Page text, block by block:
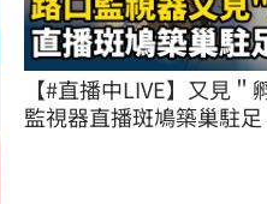
【#直播中LIVE】又見＂
監視器直播斑鳩築巢駐足